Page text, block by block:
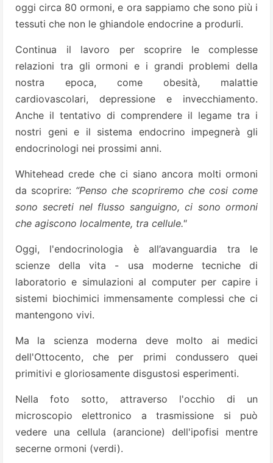
oggi circa 80 ormoni, e ora sappiamo che sono più i
tessuti che non le ghiandole endocrine a produrli.
Continua il lavoro per scoprire le complesse
relazioni tra gli ormoni e i grandi problemi della
nostra epoca, come obesità, malattie
cardiovascolari, depressione e invecchiamento.
Anche il tentativo di comprendere il legame tra i
nostri geni e il sistema endocrino impegnerà gli
endocrinologi nei prossimi anni.
Whitehead crede che ci siano ancora molti ormoni
da scoprire: “Penso che scopriremo che cosi come
sono secreti nel flusso sanguigno, ci sono ormoni
che agiscono localmente, tra cellule."
Oggi, l'endocrinologia è all’avanguardia tra le
scienze della vita - usa moderne tecniche di
laboratorio e simulazioni al computer per capire i
sistemi biochimici immensamente complessi che ci
mantengono vivi.
Ma la scienza moderna deve molto ai medici
dell'Ottocento, che per primi condussero quei
primitivi e gloriosamente disgustosi esperimenti.
Nella foto sotto, attraverso l'occhio di un
microscopio elettronico a trasmissione si può
vedere una cellula (arancione) dell'ipofisi mentre
secerne ormoni (verdi).